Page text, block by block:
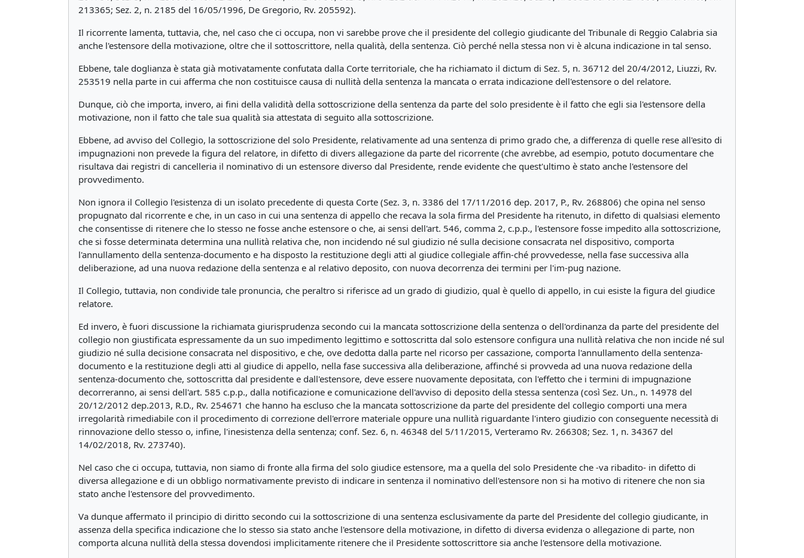
213365; Sez. 2, n. 2185 del 16/05/1996, De Gregorio, Rv. 205592).
Il ricorrente lamenta, tuttavia, che, nel caso che ci occupa, non vi sarebbe prove che il presidente del collegio giudicante del Tribunale di Reggio Calabria sia
anche l'estensore della motivazione, oltre che il sottoscrittore, nella qualità, della sentenza. Ciò perché nella stessa non vi è alcuna indicazione in tal senso.
Ebbene, tale doglianza è stata già motivatamente confutata dalla Corte territoriale, che ha richiamato il dictum di Sez. 5, n. 36712 del 20/4/2012, Liuzzi, Rv.
253519 nella parte in cui afferma che non costituisce causa di nullità della sentenza la mancata o errata indicazione dell'estensore o del relatore.
Dunque, ciò che importa, invero, ai fini della validità della sottoscrizione della sentenza da parte del solo presidente è il fatto che egli sia l'estensore della
motivazione, non il fatto che tale sua qualità sia attestata di seguito alla sottoscrizione.
Ebbene, ad avviso del Collegio, la sottoscrizione del solo Presidente, relativamente ad una sentenza di primo grado che, a differenza di quelle rese all'esito di
impugnazioni non prevede la figura del relatore, in difetto di divers allegazione da parte del ricorrente (che avrebbe, ad esempio, potuto documentare che
risultava dai registri di cancelleria il nominativo di un estensore diverso dal Presidente, rende evidente che quest'ultimo è stato anche l'estensore del
provvedimento.
Non ignora il Collegio l'esistenza di un isolato precedente di questa Corte (Sez. 3, n. 3386 del 17/11/2016 dep. 2017, P., Rv. 268806) che opina nel senso
propugnato dal ricorrente e che, in un caso in cui una sentenza di appello che recava la sola firma del Presidente ha ritenuto, in difetto di qualsiasi elemento
che consentisse di ritenere che lo stesso ne fosse anche estensore o che, ai sensi dell'art. 546, comma 2, c.p.p., l'estensore fosse impedito alla sottoscrizione,
che si fosse determinata determina una nullità relativa che, non incidendo né sul giudizio né sulla decisione consacrata nel dispositivo, comporta
l'annullamento della sentenza-documento e ha disposto la restituzione degli atti al giudice collegiale affin-ché provvedesse, nella fase successiva alla
deliberazione, ad una nuova redazione della sentenza e al relativo deposito, con nuova decorrenza dei termini per l'im-pug nazione.
Il Collegio, tuttavia, non condivide tale pronuncia, che peraltro si riferisce ad un grado di giudizio, qual è quello di appello, in cui esiste la figura del giudice
relatore.
Ed invero, è fuori discussione la richiamata giurisprudenza secondo cui la mancata sottoscrizione della sentenza o dell'ordinanza da parte del presidente del
collegio non giustificata espressamente da un suo impedimento legittimo e sottoscritta dal solo estensore configura una nullità relativa che non incide né sul
giudizio né sulla decisione consacrata nel dispositivo, e che, ove dedotta dalla parte nel ricorso per cassazione, comporta l'annullamento della sentenza-
documento e la restituzione degli atti al giudice di appello, nella fase successiva alla deliberazione, affinché si provveda ad una nuova redazione della
sentenza-documento che, sottoscritta dal presidente e dall'estensore, deve essere nuovamente depositata, con l'effetto che i termini di impugnazione
decorreranno, ai sensi dell'art. 585 c.p.p., dalla notificazione e comunicazione dell'avviso di deposito della stessa sentenza (così Sez. Un., n. 14978 del
20/12/2012 dep.2013, R.D., Rv. 254671 che hanno ha escluso che la mancata sottoscrizione da parte del presidente del collegio comporti una mera
irregolarità rimediabile con il procedimento di correzione dell'errore materiale oppure una nullità riguardante l'intero giudizio con conseguente necessità di
rinnovazione dello stesso o, infine, l'inesistenza della sentenza; conf. Sez. 6, n. 46348 del 5/11/2015, Verteramo Rv. 266308; Sez. 1, n. 34367 del
14/02/2018, Rv. 273740).
Nel caso che ci occupa, tuttavia, non siamo di fronte alla firma del solo giudice estensore, ma a quella del solo Presidente che -va ribadito- in difetto di
diversa allegazione e di un obbligo normativamente previsto di indicare in sentenza il nominativo dell'estensore non si ha motivo di ritenere che non sia
stato anche l'estensore del provvedimento.
Va dunque affermato il principio di diritto secondo cui la sottoscrizione di una sentenza esclusivamente da parte del Presidente del collegio giudicante, in
assenza della specifica indicazione che lo stesso sia stato anche l'estensore della motivazione, in difetto di diversa evidenza o allegazione di parte, non
comporta alcuna nullità della stessa dovendosi implicitamente ritenere che il Presidente sottoscrittore sia anche l'estensore della motivazione.